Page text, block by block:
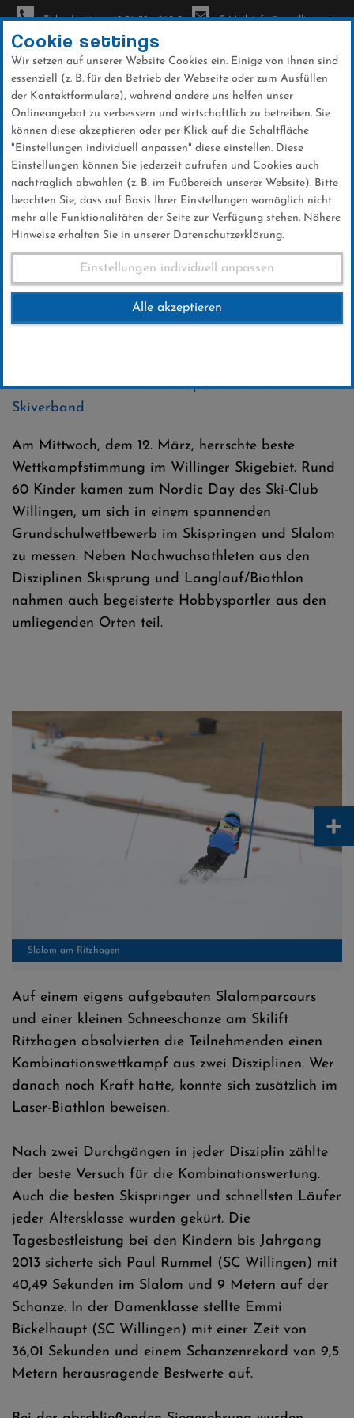
Direkt
zum
Inhalt
Ticket-Hotline: +49 56 32 - 960-0 E-Mail: info@sc-willingen.de
News
Nordic Day des SC Willingen
13 .März 2025
Erstellt vonEmmi Bickelhaupt/ Hessischer
Skiverband
Am Mittwoch, dem 12. März, herrschte beste
Wettkampfstimmung im Willinger Skigebiet. Rund
60 Kinder kamen zum Nordic Day des Ski-Club
Willingen, um sich in einem spannenden
Grundschulwettbewerb im Skispringen und Slalom
zu messen. Neben Nachwuchsathleten aus den
Disziplinen Skisprung und Langlauf/Biathlon
nahmen auch begeisterte Hobbysportler aus den
umliegenden Orten teil.
Slalom am Ritzhagen
Warten auf den Start
Auf einem eigens aufgebauten Slalomparcours
und einer kleinen Schneeschanze am Skilift
Ritzhagen absolvierten die Teilnehmenden einen
Kombinationswettkampf aus zwei Disziplinen. Wer
danach noch Kraft hatte, konnte sich zusätzlich im
Laser-Biathlon beweisen.
Nach zwei Durchgängen in jeder Disziplin zählte
der beste Versuch für die Kombinationswertung.
Auch die besten Skispringer und schnellsten Läufer
jeder Altersklasse wurden gekürt. Die
Tagesbestleistung bei den Kindern bis Jahrgang
2013 sicherte sich Paul Rummel (SC Willingen) mit
40,49 Sekunden im Slalom und 9 Metern auf der
Schanze. In der Damenklasse stellte Emmi
Bickelhaupt (SC Willingen) mit einer Zeit von
36,01 Sekunden und einem Schanzenrekord von 9,5
Metern herausragende Bestwerte auf.
Cookie settings
Wir setzen auf unserer Website Cookies ein. Einige von ihnen sind
essenziell (z. B. für den Betrieb der Webseite oder zum Ausfüllen
der Kontaktformulare), während andere uns helfen unser
Onlineangebot zu verbessern und wirtschaftlich zu betreiben. Sie
können diese akzeptieren oder per Klick auf die Schaltfläche
"Einstellungen individuell anpassen" diese einstellen. Diese
Einstellungen können Sie jederzeit aufrufen und Cookies auch
nachträglich abwählen (z. B. im Fußbereich unserer Website). Bitte
beachten Sie, dass auf Basis Ihrer Einstellungen womöglich nicht
mehr alle Funktionalitäten der Seite zur Verfügung stehen. Nähere
Hinweise erhalten Sie in unserer Datenschutzerklärung.
Einstellungen individuell anpassen
Alle akzeptieren
+